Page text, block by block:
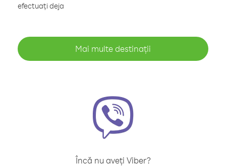
efectuați deja
Mai multe destinații
Încă nu aveți Viber?